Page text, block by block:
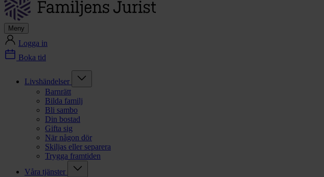
Meny
Logga in
Boka tid
Livshändelser
Barnrätt
Bilda familj
Bli sambo
Din bostad
Gifta sig
När någon dör
Skiljas eller separera
Trygga framtiden
Våra tjänster